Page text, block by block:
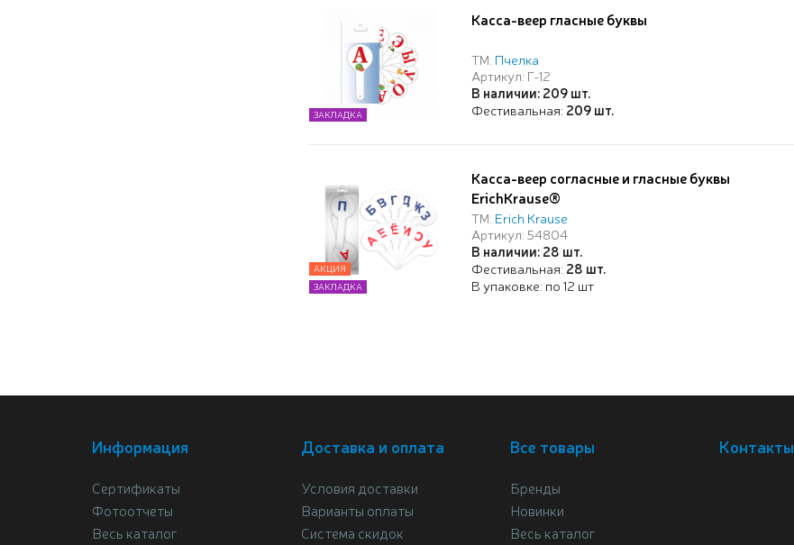
Касса-веер гласные буквы
ТМ: Пчелка
Артикул: Г-12
В наличии: 209 шт.
Фестивальная: 209 шт.
ЗАКЛАДКА
Касса-веер согласные и гласные буквы
ErichKrause®
ТМ: Erich Krause
Артикул: 54804
В наличии: 28 шт.
Фестивальная: 28 шт.
В упаковке: по 12 шт
АКЦИЯ
ЗАКЛАДКА
Информация
Сертификаты
Фотоотчеты
Весь каталог
Доставка и оплата
Условия доставки
Варианты оплаты
Система скидок
Все товары
Бренды
Новинки
Весь каталог
Контакты